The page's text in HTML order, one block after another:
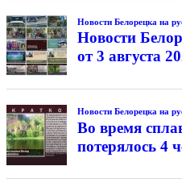
Новости Белорецка на
Новости
от 3 августа
Новости Белорецка на
Во время
потерялось 4